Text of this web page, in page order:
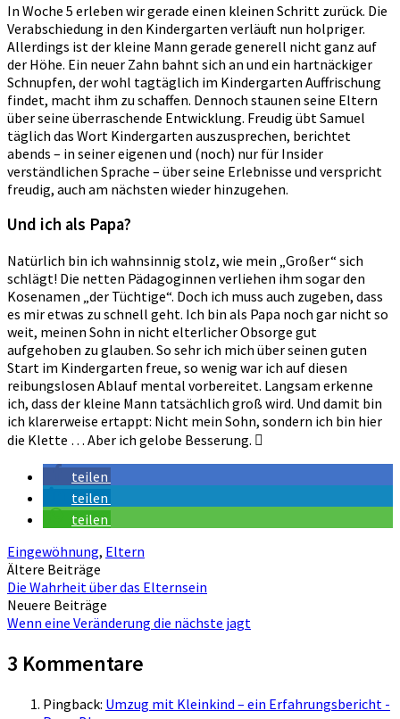
In Woche 5 erleben wir gerade einen kleinen Schritt zurück. Die
Verabschiedung in den Kindergarten verläuft nun holpriger.
Allerdings ist der kleine Mann gerade generell nicht ganz auf
der Höhe. Ein neuer Zahn bahnt sich an und ein hartnäckiger
Schnupfen, der wohl tagtäglich im Kindergarten Auffrischung
findet, macht ihm zu schaffen. Dennoch staunen seine Eltern
über seine überraschende Entwicklung. Freudig übt Samuel
täglich das Wort Kindergarten auszusprechen, berichtet
abends – in seiner eigenen und (noch) nur für Insider
verständlichen Sprache – über seine Erlebnisse und verspricht
freudig, auch am nächsten wieder hinzugehen.
Und ich als Papa?
Natürlich bin ich wahnsinnig stolz, wie mein „Großer“ sich
schlägt! Die netten Pädagoginnen verliehen ihm sogar den
Kosenamen „der Tüchtige“. Doch ich muss auch zugeben, dass
es mir etwas zu schnell geht. Ich bin als Papa noch gar nicht so
weit, meinen Sohn in nicht elterlicher Obsorge gut
aufgehoben zu glauben. So sehr ich mich über seinen guten
Start im Kindergarten freue, so wenig war ich auf diesen
reibungslosen Ablauf mental vorbereitet. Langsam erkenne
ich, dass der kleine Mann tatsächlich groß wird. Und damit bin
ich klarerweise ertappt: Nicht mein Sohn, sondern ich bin hier
die Klette … Aber ich gelobe Besserung. 
teilen
teilen
teilen
Eingewöhnung, Eltern
Beitragsnavigation
Ältere Beiträge
Die Wahrheit über das Elternsein
Neuere Beiträge
Wenn eine Veränderung die nächste jagt
3 Kommentare
Pingback: Umzug mit Kleinkind – ein Erfahrungsbericht -